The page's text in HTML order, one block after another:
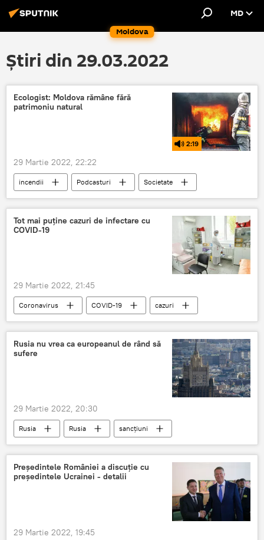
Moldova
MD
Știri din 29.03.2022
Ecologist: Moldova rămâne fără
patrimoniu natural
2:19
29 Martie 2022, 22:22
incendii Podcasturi Societate
Tot mai puține cazuri de infectare cu
COVID-19
29 Martie 2022, 21:45
Coronavirus COVID-19
cazuri
spital
pacienți
copii
femeie însărcinată
martie
Știri din Moldova
Rusia nu vrea ca europeanul de rând să
sufere
29 Martie 2022, 20:30
Rusia Rusia
sancțiuni
Occident
UE
Europa
cetățeni simpli
Președintele României a discuție cu
președintele Ucrainei - detalii
29 Martie 2022, 19:45